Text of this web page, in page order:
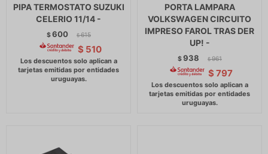
PIPA TERMOSTATO SUZUKI
CELERIO 11/14 -
$600 $ 615
$ 510
PORTA LAMPARA
VOLKSWAGEN CIRCUITO
IMPRESO FAROL TRAS DER
UP! -
$938 $ 961
$ 797